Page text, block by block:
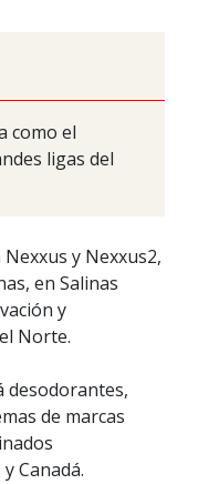
como el
ligas del
y Nexxus2,
en Salinas
y
Norte.
desodorantes,
de marcas
Canadá.